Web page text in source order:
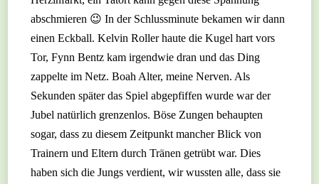
abschmieren 😉 In der Schlussminute bekamen wir dann
einen Eckball. Kelvin Roller haute die Kugel hart vors
Tor, Fynn Bentz kam irgendwie dran und das Ding
zappelte im Netz. Boah Alter, meine Nerven. Als
Sekunden später das Spiel abgepfiffen wurde war der
Jubel natürlich grenzenlos. Böse Zungen behaupten
sogar, dass zu diesem Zeitpunkt mancher Blick von
Trainern und Eltern durch Tränen getrübt war. Dies
haben sich die Jungs verdient, wir wussten alle, dass sie